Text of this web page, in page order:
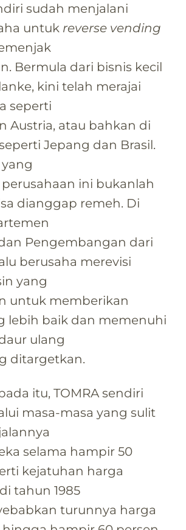
sudah menjalani
untuk reverse vending
Bermula dari bisnis kecil
kini telah merajai
seperti
Austria, atau bahkan di
Jepang dan Brasil.
ini bukanlah
dianggap remeh. Di
Pengembangan dari
berusaha merevisi
yang
untuk memberikan
lebih baik dan memenuhi
ulang
ditargetkan.
itu, TOMRA sendiri
masa-masa yang sulit
selama hampir 50
kejatuhan harga
tahun 1985
turunnya harga